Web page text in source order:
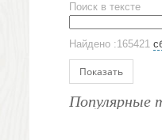
Поиск в тексте
Найдено :165421
Показать
Популярные